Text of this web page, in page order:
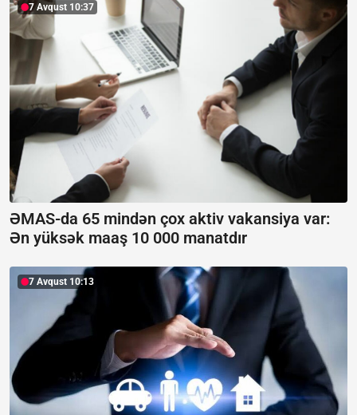
7 Avqust 10:37
ƏMAS-da 65 mindən çox aktiv vakansiya var:
Ən yüksək maaş 10 000 manatdır
7 Avqust 10:13